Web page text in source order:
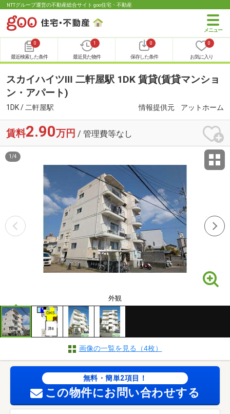
NTTグループ運営の不動産総合サイト goo住宅・不動産
0
最近検索した条件
1
最近見た物件
0
保存した条件
0
お気に入り
スカイハイツⅢ 二軒屋駅 1DK 賃貸(賃貸マンショ
ン・アパート)
1DK / 二軒屋駅 情報提供元 アットホーム
賃料2.90万円 / 管理費等なし
外観
1 /4
画像の一覧を見る（4枚）
無料・簡単2項目！
この物件にお問い合わせする